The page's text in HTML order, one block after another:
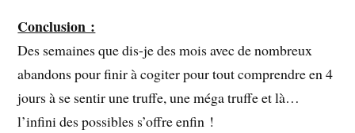
Conclusion :
Des semaines que dis-je des mois avec de nombreux
abandons pour finir à cogiter pour tout comprendre en 4
jours à se sentir une truffe, une méga truffe et là…
l’infini des possibles s’offre enfin !